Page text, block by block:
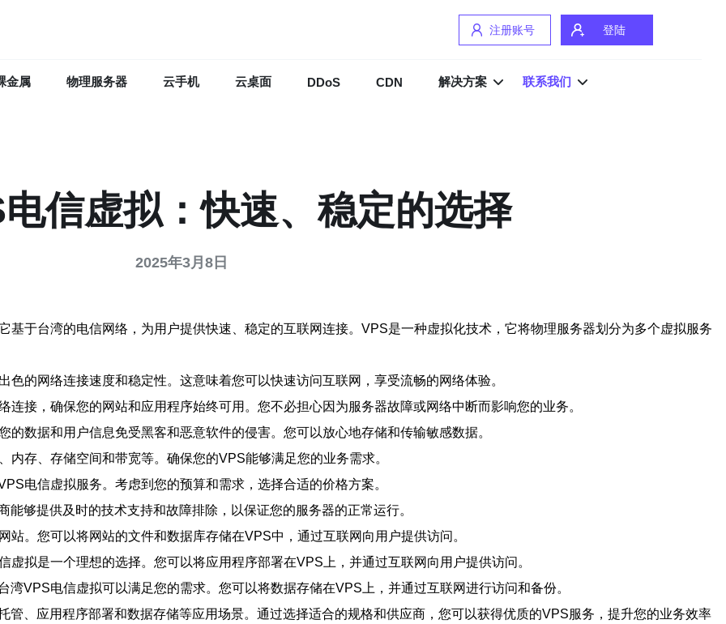
注册账号 登陆
金属 物理服务器 云手机 云桌面 DDoS CDN 解决方案 联系我们
信虚拟：快速、稳定的选择
2025年3月8日
于台湾的电信网络，为用户提供快速、稳定的互联网连接。VPS是一种虚拟化技术，它将物理服务器划分为多个虚拟服务
的网络连接速度和稳定性。这意味着您可以快速访问互联网，享受流畅的网络体验。
接，确保您的网站和应用程序始终可用。您不必担心因为服务器故障或网络中断而影响您的业务。
数据和用户信息免受黑客和恶意软件的侵害。您可以放心地存储和传输敏感数据。
存、存储空间和带宽等。确保您的VPS能够满足您的业务需求。
电信虚拟服务。考虑到您的预算和需求，选择合适的价格方案。
够提供及时的技术支持和故障排除，以保证您的服务器的正常运行。
。您可以将网站的文件和数据库存储在VPS中，通过互联网向用户提供访问。
拟是一个理想的选择。您可以将应用程序部署在VPS上，并通过互联网向用户提供访问。
VPS电信虚拟可以满足您的需求。您可以将数据存储在VPS上，并通过互联网进行访问和备份。
、应用程序部署和数据存储等应用场景。通过选择适合的规格和供应商，您可以获得优质的VPS服务，提升您的业务效率